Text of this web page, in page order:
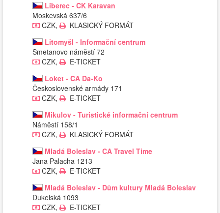
Liberec - CK Karavan
Moskevská 637/6
CZK,
KLASICKÝ FORMÁT
Litomyšl - Informační centrum
Smetanovo náměstí 72
CZK,
E-TICKET
Loket - CA Da-Ko
Československé armády 171
CZK,
E-TICKET
Mikulov - Turistické informační centrum
Náměstí 158/1
CZK,
KLASICKÝ FORMÁT
Mladá Boleslav - CA Travel Time
Jana Palacha 1213
CZK,
E-TICKET
Mladá Boleslav - Dům kultury Mladá Boleslav
Dukelská 1093
CZK,
E-TICKET